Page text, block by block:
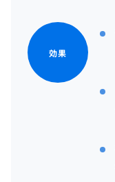
効果